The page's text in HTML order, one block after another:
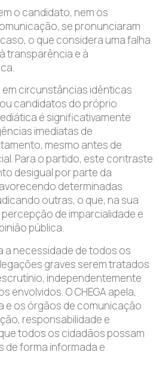
o candidato, nem os
se pronunciaram
o que considera uma falha
transparência e à
em circunstâncias idênticas
candidatos do próprio
é significativamente
imediatas de
mesmo antes de
Para o partido, este contraste
desigual por parte da
determinadas
outras, o que, na sua
de imparcialidade e
pública.
a necessidade de todos os
graves serem tratados
independentemente
envolvidos. O CHEGA apela,
e os órgãos de comunicação
responsabilidade e
todos os cidadãos possam
forma informada e